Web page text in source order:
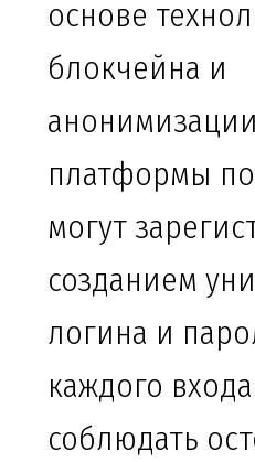
основе
блокчейна и
платформы
могут
созданием
логина и
каждого
соблюдать